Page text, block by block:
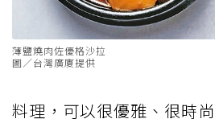
薄鹽燒肉佐優格沙拉
圖／台灣廣廈提供
料理，可以很優雅、很時